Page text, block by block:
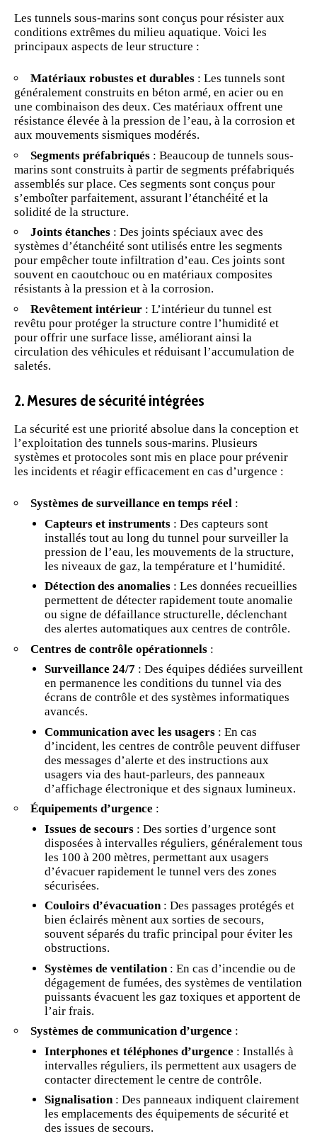
Les tunnels sous-marins sont conçus pour résister aux
conditions extrêmes du milieu aquatique. Voici les
principaux aspects de leur structure :
Matériaux robustes et durables : Les tunnels sont
généralement construits en béton armé, en acier ou en
une combinaison des deux. Ces matériaux offrent une
résistance élevée à la pression de l’eau, à la corrosion et
aux mouvements sismiques modérés.
Segments préfabriqués : Beaucoup de tunnels sous-
marins sont construits à partir de segments préfabriqués
assemblés sur place. Ces segments sont conçus pour
s’emboîter parfaitement, assurant l’étanchéité et la
solidité de la structure.
Joints étanches : Des joints spéciaux avec des
systèmes d’étanchéité sont utilisés entre les segments
pour empêcher toute infiltration d’eau. Ces joints sont
souvent en caoutchouc ou en matériaux composites
résistants à la pression et à la corrosion.
Revêtement intérieur : L’intérieur du tunnel est
revêtu pour protéger la structure contre l’humidité et
pour offrir une surface lisse, améliorant ainsi la
circulation des véhicules et réduisant l’accumulation de
saletés.
2. Mesures de sécurité intégrées
La sécurité est une priorité absolue dans la conception et
l’exploitation des tunnels sous-marins. Plusieurs
systèmes et protocoles sont mis en place pour prévenir
les incidents et réagir efficacement en cas d’urgence :
Systèmes de surveillance en temps réel :
Capteurs et instruments: Des capteurs sont
installés tout au long du tunnel pour surveiller la
pression de l’eau, les mouvements de la structure,
les niveaux de gaz, la température et l’humidité.
Détection des anomalies: Les données recueillies
permettent de détecter rapidement toute anomalie
ou signe de défaillance structurelle, déclenchant
des alertes automatiques aux centres de contrôle.
Centres de contrôle opérationnels :
Surveillance 24/7 : Des équipes dédiées surveillent
en permanence les conditions du tunnel via des
écrans de contrôle et des systèmes informatiques
avancés.
Communication avec les usagers: En cas
d’incident, les centres de contrôle peuvent diffuser
des messages d’alerte et des instructions aux
usagers via des haut-parleurs, des panneaux
d’affichage électronique et des signaux lumineux.
Équipements d’urgence :
Issues de secours: Des sorties d’urgence sont
disposées à intervalles réguliers, généralement tous
les 100 à 200 mètres, permettant aux usagers
d’évacuer rapidement le tunnel vers des zones
sécurisées.
Couloirs d’évacuation: Des passages protégés et
bien éclairés mènent aux sorties de secours,
souvent séparés du trafic principal pour éviter les
obstructions.
Systèmes de ventilation: En cas d’incendie ou de
dégagement de fumées, des systèmes de ventilation
puissants évacuent les gaz toxiques et apportent de
l’air frais.
Systèmes de communication d’urgence :
Interphones et téléphones d’urgence : Installés à
intervalles réguliers, ils permettent aux usagers de
contacter directement le centre de contrôle.
Signalisation: Des panneaux indiquent clairement
les emplacements des équipements de sécurité et
des issues de secours.